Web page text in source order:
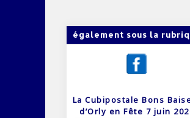
également sous la
La Cubipostale Bons
d’Orly en Fête 7 juin